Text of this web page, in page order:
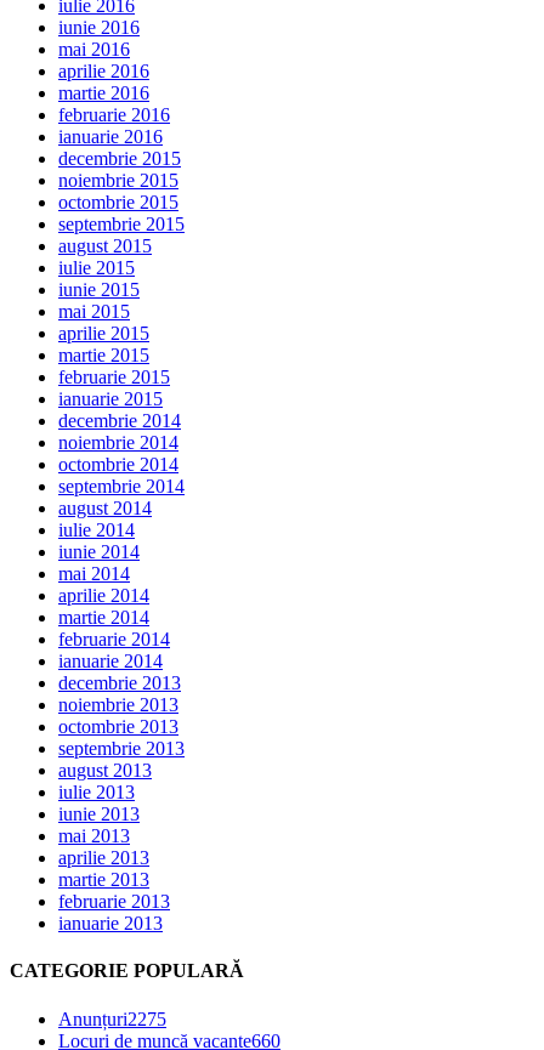
iulie 2016
iunie 2016
mai 2016
aprilie 2016
martie 2016
februarie 2016
ianuarie 2016
decembrie 2015
noiembrie 2015
octombrie 2015
septembrie 2015
august 2015
iulie 2015
iunie 2015
mai 2015
aprilie 2015
martie 2015
februarie 2015
ianuarie 2015
decembrie 2014
noiembrie 2014
octombrie 2014
septembrie 2014
august 2014
iulie 2014
iunie 2014
mai 2014
aprilie 2014
martie 2014
februarie 2014
ianuarie 2014
decembrie 2013
noiembrie 2013
octombrie 2013
septembrie 2013
august 2013
iulie 2013
iunie 2013
mai 2013
aprilie 2013
martie 2013
februarie 2013
ianuarie 2013
CATEGORIE POPULARĂ
Anunțuri2275
Locuri de muncă vacante660